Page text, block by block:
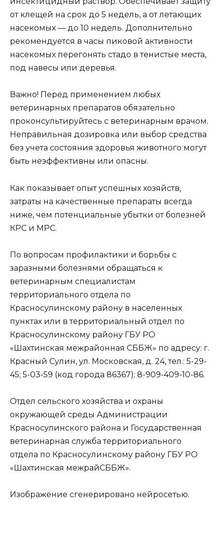
от клещей на срок до 5 недель, а от летающих
насекомых — до 10 недель. Дополнительно
рекомендуется в часы пиковой активности
насекомых перегонять стадо в тенистые места,
под навесы или деревья.
Важно! Перед применением любых
ветеринарных препаратов обязательно
проконсультируйтесь с ветеринарным врачом.
Неправильная дозировка или выбор средства
без учета состояния здоровья животного могут
быть неэффективны или опасны.
Как показывает опыт успешных хозяйств,
затраты на качественные препараты всегда
ниже, чем потенциальные убытки от болезней
КРС и МРС.
По вопросам профилактики и борьбы с
заразными болезнями обращаться к
ветеринарным специалистам
территориального отдела по
Красносулинскому району в населенных
пунктах или в территориальный отдел по
Красносулинскому району ГБУ РО
«Шахтинская межрайонная СББЖ» по адресу: г.
Красный Сулин, ул. Московская, д. 24, тел.: 5-29-
45; 5-03-59 (код города 86367); 8-909-409-10-86.
Отдел сельского хозяйства и охраны
окружающей среды Администрации
Красносулинского района и Государственная
ветеринарная служба территориального
отдела по Красносулинскому району ГБУ РО
«Шахтинская межрайСББЖ».
Изображение сгенерировано нейросетью.